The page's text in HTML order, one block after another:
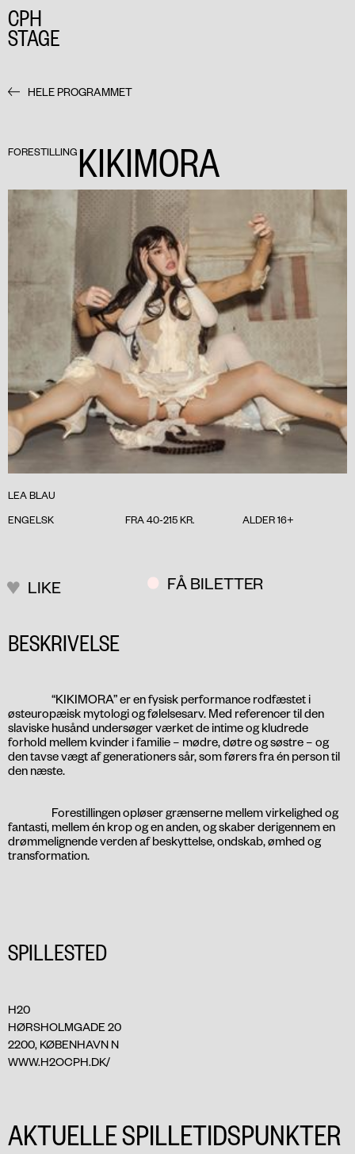
CPH
STAGE
HELE PROGRAMMET
FORESTILLING KIKIMORA
LEA BLAU
ENGELSK
FRA 40-215 KR. ALDER 16+
BESKRIVELSE
“KIKIMORA” er en fysisk performance rodfæstet i
østeuropæisk mytologi og følelsesarv. Med referencer til den
slaviske husånd undersøger værket de intime og kludrede
forhold mellem kvinder i familie – mødre, døtre og søstre – og
den tavse vægt af generationers sår, som førers fra én person til
den næste.
Forestillingen opløser grænserne mellem virkelighed og
fantasti, mellem én krop og en anden, og skaber derigennem en
drømmelignende verden af beskyttelse, ondskab, ømhed og
transformation.
SPILLESTED
H20
HØRSHOLMGADE 20
2200, KØBENHAVN N
WWW.H2OCPH.DK/
AKTUELLE SPILLETIDSPUNKTER
FÅ BILETTER
LIKE